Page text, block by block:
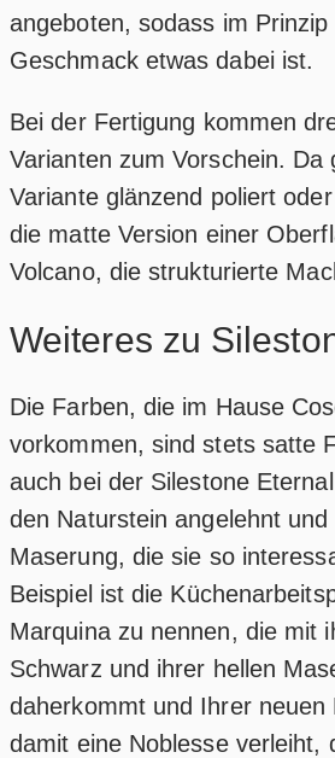
angeboten, sodass im Prinzip
Geschmack etwas dabei ist.
Bei der Fertigung kommen
Varianten zum Vorschein. Da
Variante glänzend poliert
die matte Version einer
Volcano, die strukturierte
Weiteres zu
Die Farben, die im Hause
vorkommen, sind stets satte
auch bei der Silestone
den Naturstein angelehnt
Maserung, die sie so
Beispiel ist die
Marquina zu nennen, die mit
Schwarz und ihrer hellen
daherkommt und Ihrer neuen
damit eine Noblesse verleiht,